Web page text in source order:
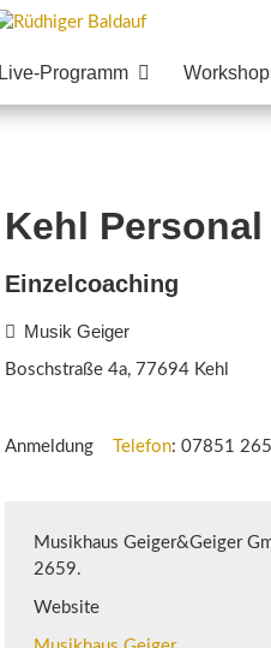
Live-Programm
Kehl
Einzelcoaching
Musik Geiger
Boschstraße 4a, 77694 Kehl
Anmeldung Telefon: 07851
Musikhaus Geiger&Geiger
2659.
Website